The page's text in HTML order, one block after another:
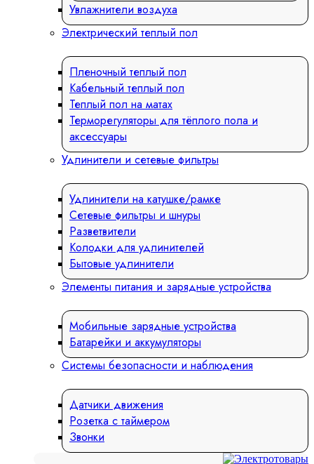
Увлажнители воздуха
Электрический теплый пол
Пленочный теплый пол
Кабельный теплый пол
Теплый пол на матах
Терморегуляторы для тёплого пола и
аксессуары
Удлинители и сетевые фильтры
Удлинители на катушке/рамке
Сетевые фильтры и шнуры
Разветвители
Колодки для удлинителей
Бытовые удлинители
Элементы питания и зарядные устройства
Мобильные зарядные устройства
Батарейки и аккумуляторы
Системы безопасности и наблюдения
Датчики движения
Розетка с таймером
Звонки